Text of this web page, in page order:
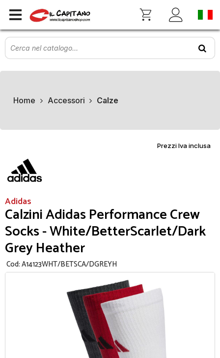
Home Accessori Calze
Prezzi Iva inclusa
Adidas
Calzini Adidas Performance Crew
Socks - White/BetterScarlet/Dark
Grey Heather
Cod:A14123WHT/BETSCA/DGREYH